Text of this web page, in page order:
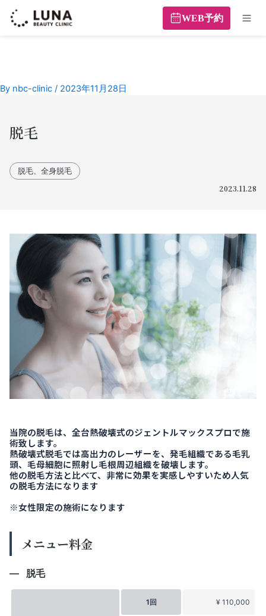
WEB予約
By nbc-clinic / 2023年11月28日
脱毛
脱毛、全身脱毛
2023.11.28
当院の脱毛は、全台熱破壊式のジェントルマックスプロで施
術致します。
熱破壊式脱毛では高出力のレーザーを、発毛組織である毛乳
頭、毛母細胞に照射し毛根周辺組織を破壊します。
他の脱毛方法と比べて、非常に効果を実感しやすいため人気
の脱毛方法になります
※女性限定の施術になります
メニュー料金
脱毛
1回 ¥ 110,000